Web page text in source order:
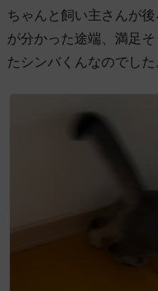
ちゃんと飼い主さんが
が分かった途端、満足
たシンバくんなのでした